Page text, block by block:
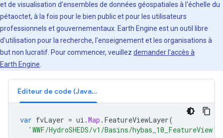
et de visualisation d'ensembles de données géospatiales à l'échelle du
pétaoctet, à la fois pour le bien public et pour les utilisateurs
professionnels et gouvernementaux. Earth Engine est un outil libre
d'utilisation pour la recherche, l'enseignement et les organisations à
but non lucratif. Pour commencer, veuillez demander l'accès à
Earth Engine
Éditeur de code (JavaScript)
var fvLayer = ui .Map . FeatureViewLayer(
'WWF/HydroSHEDS/v1/Basins/hybas_10_FeatureView'